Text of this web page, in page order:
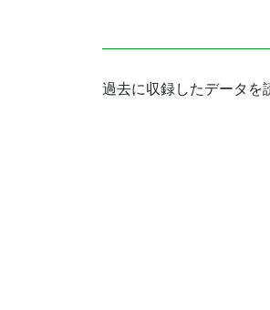
過去に収録したデータを